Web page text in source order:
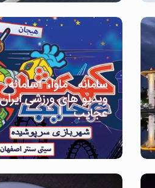
سامانه ماوا،
ویدیو های ورزشی
عجایب